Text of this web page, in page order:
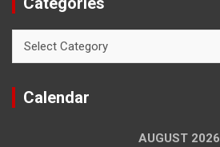
Calendar
AUGUST 2026